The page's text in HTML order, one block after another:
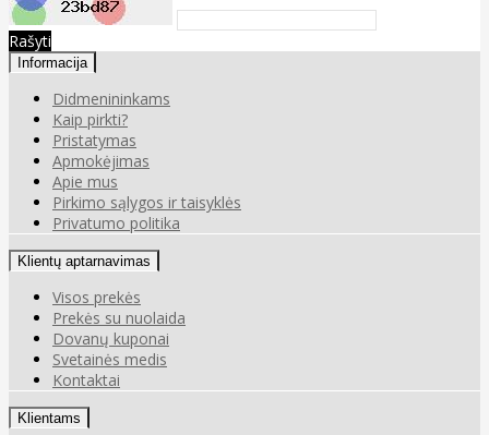
Rašyti
Informacija
Didmenininkams
Kaip pirkti?
Pristatymas
Apmokėjimas
Apie mus
Pirkimo sąlygos ir taisyklės
Privatumo politika
Klientų aptarnavimas
Visos prekės
Prekės su nuolaida
Dovanų kuponai
Svetainės medis
Kontaktai
Klientams